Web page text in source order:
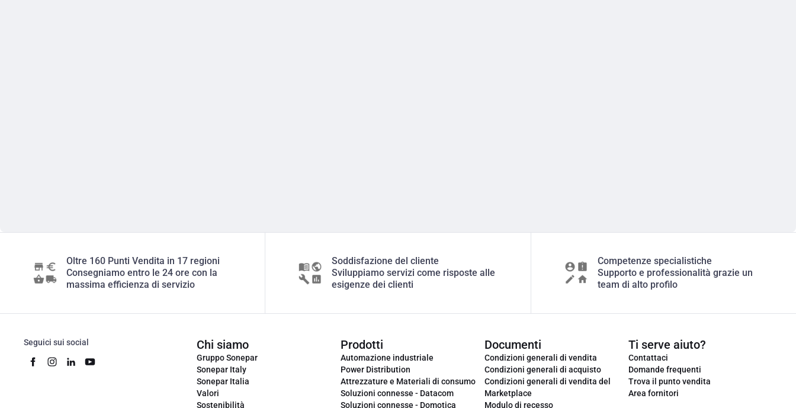
Oltre 160 Punti Vendita in 17 regioni
Consegniamo entro le 24 ore con la
massima efficienza di servizio
Soddisfazione del cliente
Sviluppiamo servizi come risposte alle
esigenze dei clienti
Competenze specialistiche
Supporto e professionalità grazie un
team di alto profilo
Seguici sui social Chi siamo
Gruppo Sonepar
Sonepar Italy
Sonepar Italia
Valori
Sostenibilità
Prodotti
Automazione industriale
Power Distribution
Attrezzature e Materiali di consumo
Soluzioni connesse - Datacom
Soluzioni connesse - Domotica
Documenti
Condizioni generali di vendita
Condizioni generali di acquisto
Condizioni generali di vendita del
Marketplace
Modulo di recesso
Ti serve aiuto?
Contattaci
Domande frequenti
Trova il punto vendita
Area fornitori